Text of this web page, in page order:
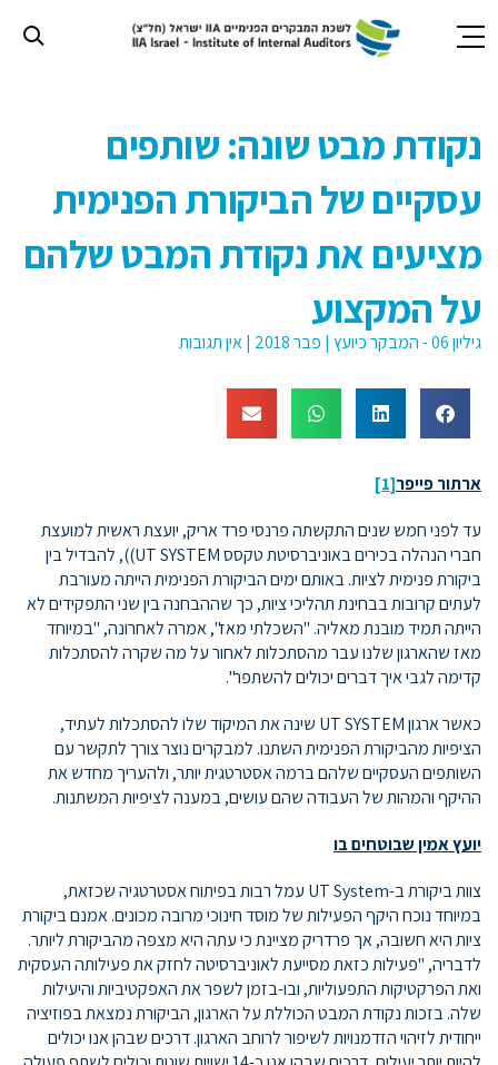
דף
אינטרנט,
אנטר
לעבור
תוכן
מרכזי
נקודת מבט שונה: שותפים
עסקיים של הביקורת הפנימית
מציעים את נקודת המבט שלהם
על המקצוע
גיליון 06 - המבקר כיועץ | פבר 2018 |אין תגובות
ארתור פייפר[1]
עד לפני חמש שנים התקשתה פרנסי פרד אריק, יועצת ראשית למועצת
חברי הנהלה בכירים באוניברסיטת טקסס UT SYSTEM)), להבדיל בין
ביקורת פנימית לציות. באותם ימים הביקורת הפנימית הייתה מעורבת
לעתים קרובות בבחינת תהליכי ציות, כך שההבחנה בין שני התפקידים לא
הייתה תמיד מובנת מאליה. "השכלתי מאז", אמרה לאחרונה, "במיוחד
מאז שהארגון שלנו עבר מהסתכלות לאחור על מה שקרה להסתכלות
קדימה לגבי איך דברים יכולים להשתפר".
כאשר ארגון UT SYSTEM שינה את המיקוד שלו להסתכלות לעתיד,
הציפיות מהביקורת הפנימית השתנו. למבקרים נוצר צורך לתקשר עם
השותפים העסקיים שלהם ברמה אסטרטגית יותר, ולהעריך מחדש את
ההיקף והמהות של העבודה שהם עושים, במענה לציפיות המשתנות.
יועץ אמין שבוטחים בו
צוות ביקורת ב-UT System עמל רבות בפיתוח אסטרטגיה שכזאת,
במיוחד נוכח היקף הפעילות של מוסד חינוכי מרובה מכונים. אמנם ביקורת
ציות היא חשובה, אך פרדריק מציינת כי עתה היא מצפה מהביקורת ליותר.
לדבריה, "פעילות כזאת מסייעת לאוניברסיטה לחזק את פעילותה העסקית
ואת הפרקטיקות התפעוליות, ובו-בזמן לשפר את האפקטיביות והיעילות
שלה. בזכות נקודת המבט הכוללת על הארגון, הביקורת נמצאת בפוזיציה
ייחודית לזיהוי הזדמנויות לשיפור לרוחב הארגון. דרכים שבהן אנו יכולים